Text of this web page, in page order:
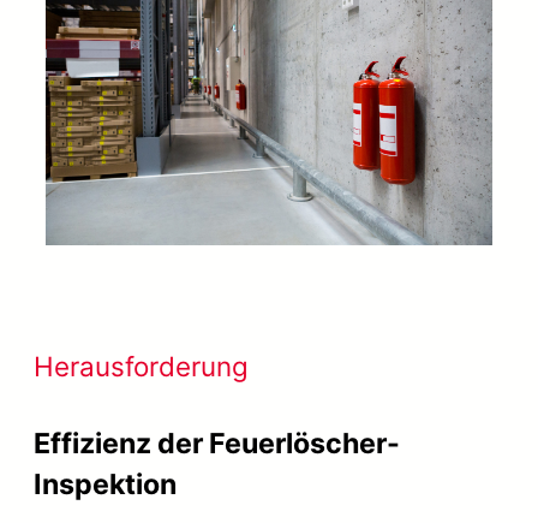
Herausforderung
Effizienz der Feuerlöscher-
Inspektion